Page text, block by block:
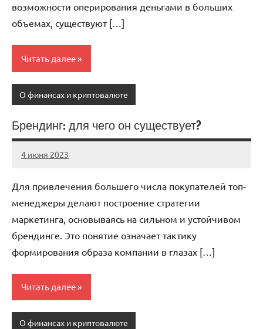
возможности оперирования деньгами в больших
объемах, существуют […]
Читать далее
О финансах и криптовалюте
Брендинг: для чего он существует?
4 июня 2023
anti_shpion_
Нет
Для привлечения большего числа покупателей топ-
менеджеры делают построение стратегии
маркетинга, основываясь на сильном и устойчивом
брендинге. Это понятие означает тактику
формирования образа компании в глазах […]
Читать далее
О финансах и криптовалюте